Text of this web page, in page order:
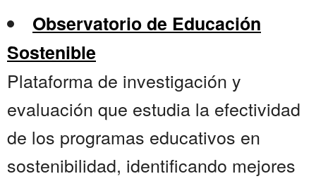
Observatorio de Educación
Sostenible
Plataforma de investigación y
evaluación que estudia la efectividad
de los programas educativos en
sostenibilidad, identificando mejores